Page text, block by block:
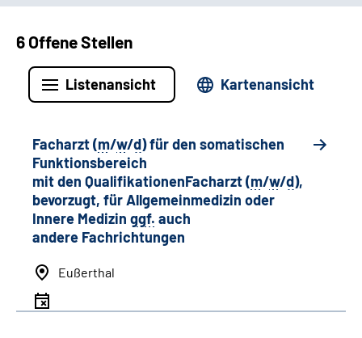
6 Offene Stellen
Listenansicht Kartenansicht
Facharzt (m/w/d) für den somatischen
Funktionsbereich
mit den QualifikationenFacharzt (m/w/d),
bevorzugt, für Allgemeinmedizin oder
Innere Medizin ggf. auch
andere Fachrichtungen
Eußerthal